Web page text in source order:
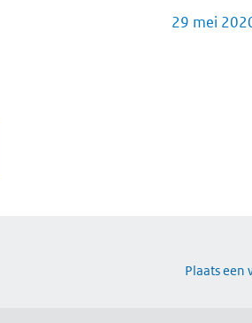
29 mei
Plaats een